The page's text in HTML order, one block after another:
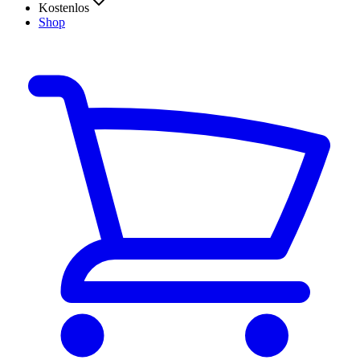
Kostenlos
Shop